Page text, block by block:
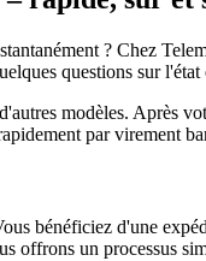
? Chez
questions sur
modèles. Après
par virement
bénéficiez d'une
offrons un processus